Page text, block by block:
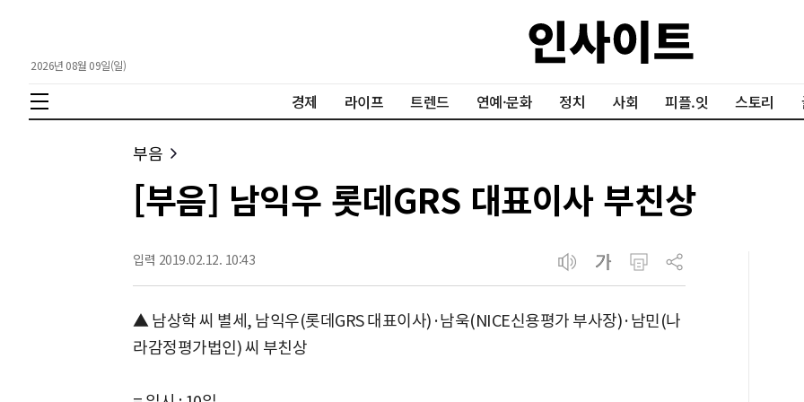
2026년 08월 09일(일)
경제 라이프 트렌드 연예·문화 정치 사회 피플.잇 스토리
부음
[부음] 남익우 롯데GRS 대표이사 부친상
입력 2019.02.12. 10:43
▲ 남상학 씨 별세, 남익우(롯데GRS 대표이사)·남욱(NICE신용평가 부사장)·남민(나
라감정평가법인) 씨 부친상